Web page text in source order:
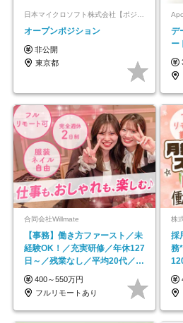
オープンポジション
非公開
東京都
デ
ー
合同会社Willmate
【事務】働き方ファースト／未
経験OK！／充実研修／年休127
日～／残業なし／平均20代／リ
モートOK
400～550万円
フルリモートあり
株
採
務
し